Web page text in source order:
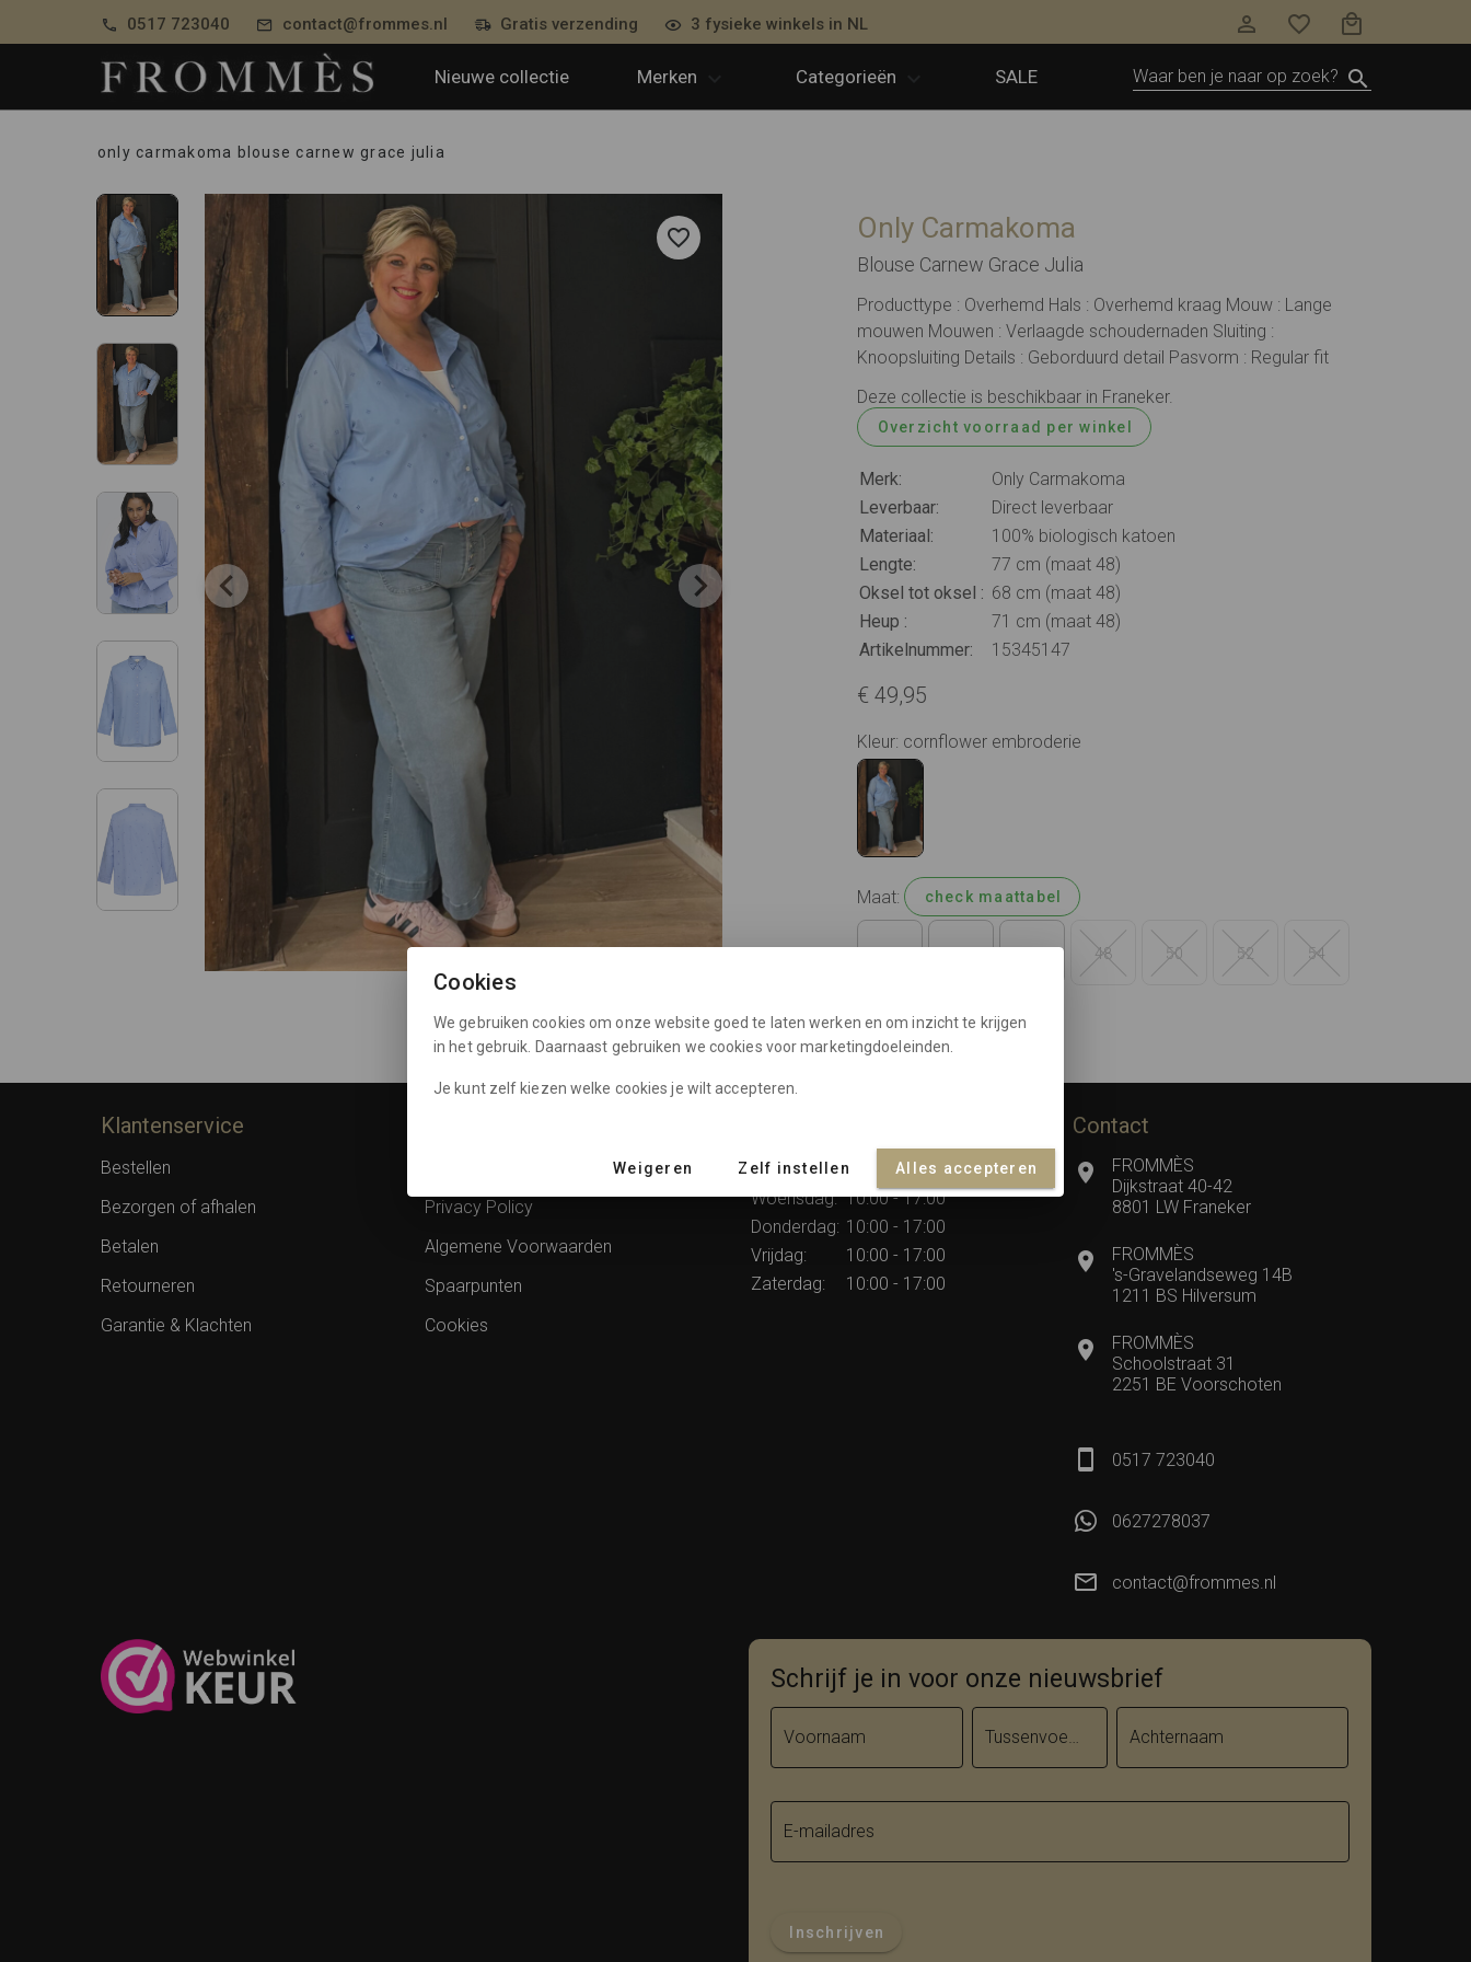
0517 723040 contact@frommes.nl Gratis verzending 3 fysieke winkels in NL
Nieuwe collectie Merken Categorieën SALE
only carmakoma blouse carnew grace julia
Only Carmakoma
Blouse Carnew Grace Julia
Producttype : Overhemd Hals : Overhemd kraag Mouw : Lange
mouwen Mouwen : Verlaagde schoudernaden Sluiting :
Knoopsluiting Details : Geborduurd detail Pasvorm : Regular fit
Deze collectie is beschikbaar in Franeker.
Overzicht voorraad per winkel
Merk:
Only Carmakoma
Leverbaar:
Direct leverbaar
Materiaal:
100% biologisch katoen
Lengte:
77 cm (maat 48)
Oksel tot oksel : 68 cm (maat 48)
Heup :
71 cm (maat 48)
Artikelnummer:
15345147
€ 49,95
Kleur: cornflower embroderie
Maat: check maattabel
48 50 52 54
In winkelmandje
Klantenservice
Bestellen
Bezorgen of afhalen
Betalen
Retourneren
Garantie & Klachten
Privacy Policy
Algemene Voorwaarden
Spaarpunten
Cookies
Dinsdag:
10:00 - 17:00
Woensdag: 10:00 - 17:00
Donderdag: 10:00 - 17:00
Vrijdag:
10:00 - 17:00
Zaterdag:
10:00 - 17:00
Contact
FROMMÈS
Dijkstraat 40-42
8801 LW Franeker
FROMMÈS
's-Gravelandseweg 14B
1211 BS Hilversum
FROMMÈS
Schoolstraat 31
2251 BE Voorschoten
0517 723040
0627278037
contact@frommes.nl
Schrijf je in voor onze nieuwsbrief
Voornaam Tussenvoegsel Achternaam
E-mailadres
Inschrijven
Cookies
We gebruiken cookies om onze website goed te laten werken en om inzicht te krijgen
in het gebruik. Daarnaast gebruiken we cookies voor marketingdoeleinden.
Je kunt zelf kiezen welke cookies je wilt accepteren.
Weigeren Zelf instellen Alles accepteren